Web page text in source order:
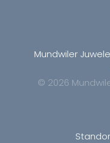
Mundwiler
© 2026